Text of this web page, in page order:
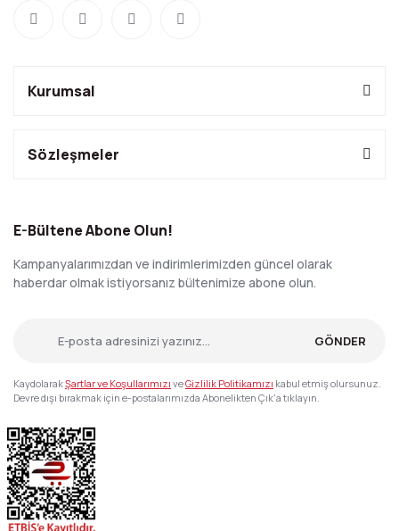
Kurumsal
Sözleşmeler
E-Bültene Abone Olun!
Kampanyalarımızdan ve indirimlerimizden güncel olarak
haberdar olmak istiyorsanız bültenimize abone olun.
GÖNDER
KaydolarakŞartlar ve Koşullarımızı veGizlilik Politikamızı kabul etmiş olursunuz.
Devre dışı bırakmak için e-postalarımızda Abonelikten Çık'a tıklayın.